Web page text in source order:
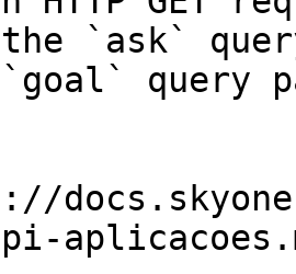
the `ask`
query